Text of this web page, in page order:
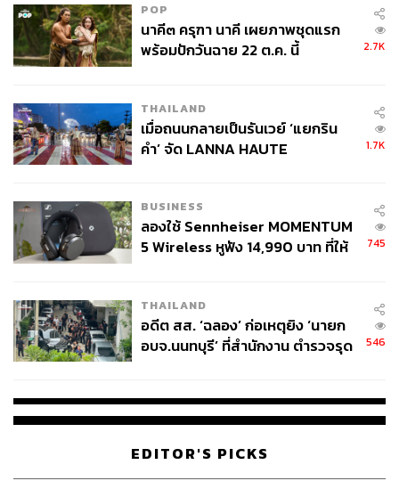
POP
นาคี๓ ครุฑา นาคี เผยภาพชุดแรก
พร้อมปักวันฉาย 22 ต.ค. นี้
2.7K
THAILAND
เมื่อถนนกลายเป็นรันเวย์ ‘แยกริน
คำ’ จัด LANNA HAUTE
1.7K
BUSINESS
ลองใช้ Sennheiser MOMENTUM
5 Wireless หูฟัง 14,990 บาท ที่ให้
745
THAILAND
อดีต สส. ‘ฉลอง’ ก่อเหตุยิง ‘นายก
อบจ.นนทบุรี’ ที่สำนักงาน ตำรวจรุด
546
EDITOR'S PICKS